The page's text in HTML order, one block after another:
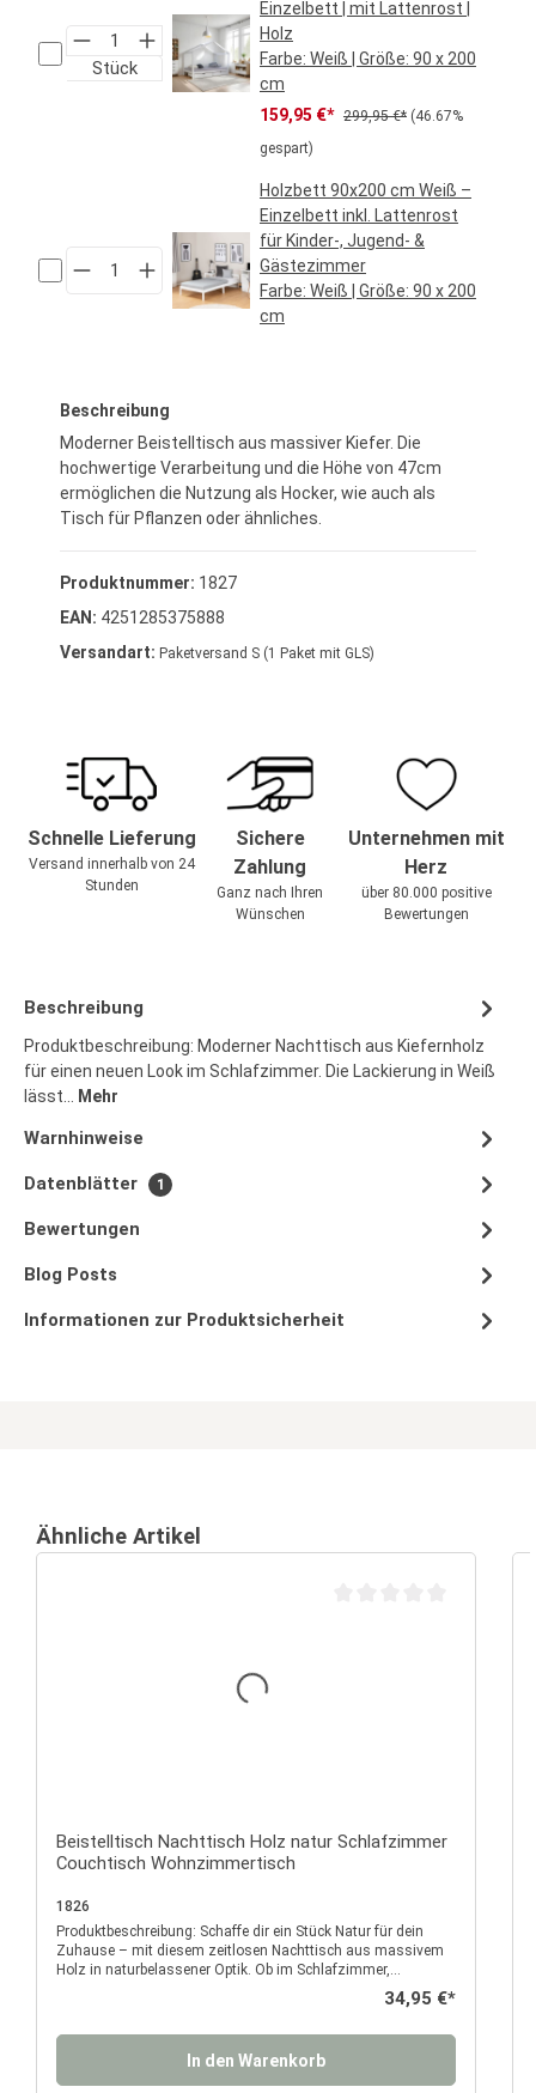
Stück
Einzelbett | mit Lattenrost |
Holz
Farbe: Weiß | Größe: 90 x 200
cm
Verkaufspreis:
159,95 €* Regulärer Preis:
299,95 €* (46.67%
gespart)
Holzbett 90x200 cm Weiß –
Einzelbett inkl. Lattenrost
für Kinder-, Jugend- &
Gästezimmer
Farbe: Weiß | Größe: 90 x 200
cm
Beschreibung
Moderner Beistelltisch aus massiver Kiefer. Die
hochwertige Verarbeitung und die Höhe von 47cm
ermöglichen die Nutzung als Hocker, wie auch als
Tisch für Pflanzen oder ähnliches.
Produktnummer: 1827
EAN: 4251285375888
Versandart:
Paketversand S (1 Paket mit GLS)
Schnelle Lieferung
Versand innerhalb von 24
Stunden
Sichere
Zahlung
Ganz nach Ihren
Wünschen
Unternehmen mit
Herz
über 80.000 positive
Bewertungen
Beschreibung
Produktbeschreibung: Moderner Nachttisch aus Kiefernholz
für einen neuen Look im Schlafzimmer. Die Lackierung in Weiß
lässt…
Mehr
Warnhinweise
Datenblätter 1
Bewertungen
Blog Posts
Informationen zur Produktsicherheit
Ähnliche Artikel
Beistelltisch Nachttisch Holz natur Schlafzimmer
Couchtisch Wohnzimmertisch
1826
Produktbeschreibung: Schaffe dir ein Stück Natur für dein
Zuhause – mit diesem zeitlosen Nachttisch aus massivem
Holz in naturbelassener Optik. Ob im Schlafzimmer,
Beistelltisch überzeugt mit natürlichem Charme, klarer Form
modern, skandinavisch oder rustikal. Die natürliche
Maserung des Holzes verleiht dem Tisch eine warme,
Regulärer Preis:
34,95 €*
In den Warenkorb